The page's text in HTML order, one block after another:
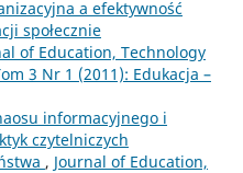
a efektywność
społecznie
of Education, Technology
3 Nr 1 (2011): Edukacja –
informacyjnego i
czytelniczych
, Journal of Education,